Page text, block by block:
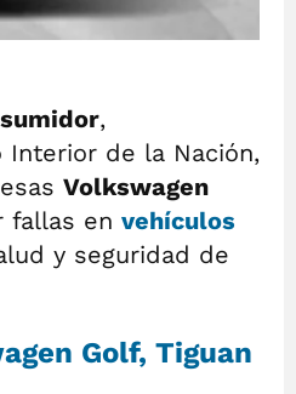
,
de la Nación,
Volkswagen
fallas en vehículos
y seguridad de
Golf, Tiguan